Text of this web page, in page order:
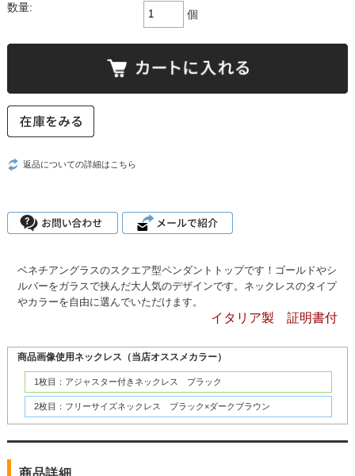
数量:
個
返品についての詳細はこちら
ベネチアングラスのスクエア型ペンダントトップです！ゴールドやシ
ルバーをガラスで挟んだ大人気のデザインです。ネックレスのタイプ
やカラーを自由に選んでいただけます。
イタリア製 証明書付
商品画像使用ネックレス（当店オススメカラー）
1枚目：アジャスター付きネックレス ブラック
2枚目：フリーサイズネックレス ブラック×ダークブラウン
商品詳細